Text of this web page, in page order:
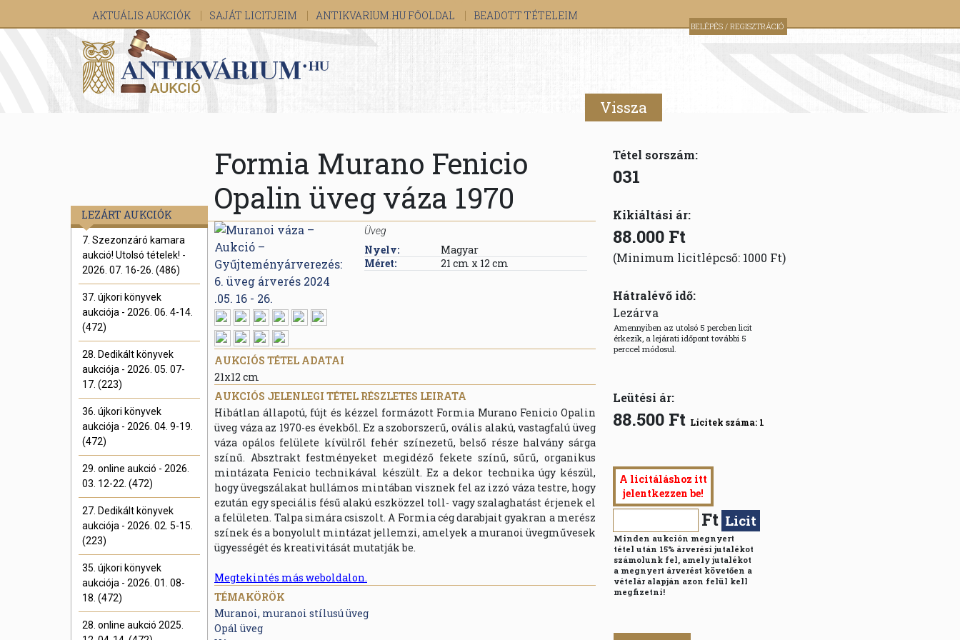
AKTUÁLIS AUKCIÓK SAJÁT LICITJEIM ANTIKVARIUM.HU FŐOLDAL BEADOTT TÉTELEIM
BELÉPÉS / REGISZTRÁCIÓ
Vissza
LEZÁRT AUKCIÓK
7. Szezonzáró kamara
aukció! Utolsó tételek! -
2026. 07. 16-26. (486)
37. újkori könyvek
aukciója - 2026. 06. 4-14.
(472)
28. Dedikált könyvek
aukciója - 2026. 05. 07-
17. (223)
36. újkori könyvek
aukciója - 2026. 04. 9-19.
(472)
29. online aukció - 2026.
03. 12-22. (472)
27. Dedikált könyvek
aukciója - 2026. 02. 5-15.
(223)
35. újkori könyvek
aukciója - 2026. 01. 08-
18. (472)
28. online aukció 2025.
Formia Murano Fenicio
Opalin üveg váza 1970
Üveg
Nyelv:
Magyar
Méret:
21 cm x 12 cm
AUKCIÓS TÉTEL ADATAI
21x12 cm
AUKCIÓS JELENLEGI TÉTEL RÉSZLETES LEIRATA
Hibátlan állapotú, fújt és kézzel formázott Formia Murano Fenicio Opalin
üveg váza az 1970-es évekből. Ez a szoborszerű, ovális alakú, vastagfalú üveg
váza opálos felülete kívülről fehér színezetű, belső része halvány sárga
színű. Absztrakt festményeket megidéző fekete színű, sűrű, organikus
mintázata Fenicio technikával készült. Ez a dekor technika úgy készül,
hogy üvegszálakat hullámos mintában visznek fel az izzó váza testre, hogy
ezután egy speciális fésű alakú eszközzel toll- vagy szalaghatást érjenek el
a felületen. Talpa simára csiszolt. A Formia cég darabjait gyakran a merész
színek és a bonyolult mintázat jellemzi, amelyek a muranoi üvegművesek
ügyességét és kreativitását mutatják be.
Megtekintés más weboldalon.
TÉMAKÖRÖK
Muranoi, muranoi stílusú üveg
Opál üveg
Tétel sorszám:
031
Kikiáltási ár:
88.000 Ft
(Minimum licitlépcső: 1000 Ft)
Hátralévő idő:
Lezárva
Amennyiben az utolsó 5 percben licit
érkezik, a lejárati időpont további 5
perccel módosul.
Leütési ár:
88.500 Ft Licitek száma: 1
A licitáláshoz itt
jelentkezzen be!
Ft Licit
Minden aukción megnyert
tétel után 15% árverési jutalékot
számolunk fel, amely jutalékot
a megnyert árverést követően a
vételár alapján azon felül kell
megfizetni!